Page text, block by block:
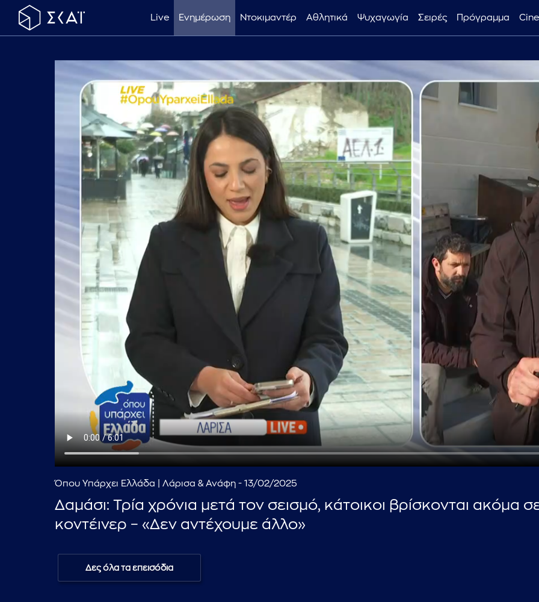
Live Ενημέρωση Ντοκιμαντέρ Αθλητικά Ψυχαγωγία Σειρές Πρόγραμμα
...πληκτρολογήστε κείμενο προς αναζήτηση
Όπου Υπάρχει Ελλάδα | Λάρισα & Ανάφη - 13/02/2025
Δαμάσι: Τρία χρόνια μετά τον σεισμό, κάτοικοι βρίσκονται ακόμα
κοντέινερ – «Δεν αντέχουμε άλλο»
Δες όλα τα επεισόδια